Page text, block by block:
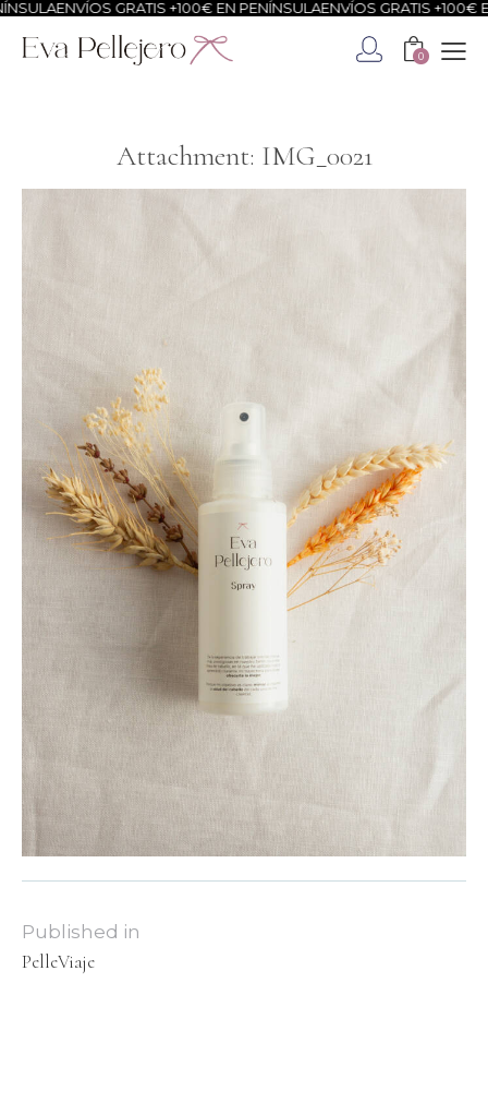
ENVÍOS GRATIS +100€ EN PENÍNSULAENVÍOS GRATIS +100€ EN
0
Attachment: IMG_0021
Published in
PelleViaje